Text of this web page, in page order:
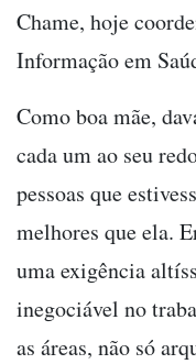
Chame, hoje
Informação em
Como boa mãe,
cada um ao seu
pessoas que
melhores que ela.
uma exigência
inegociável no
as áreas, não só